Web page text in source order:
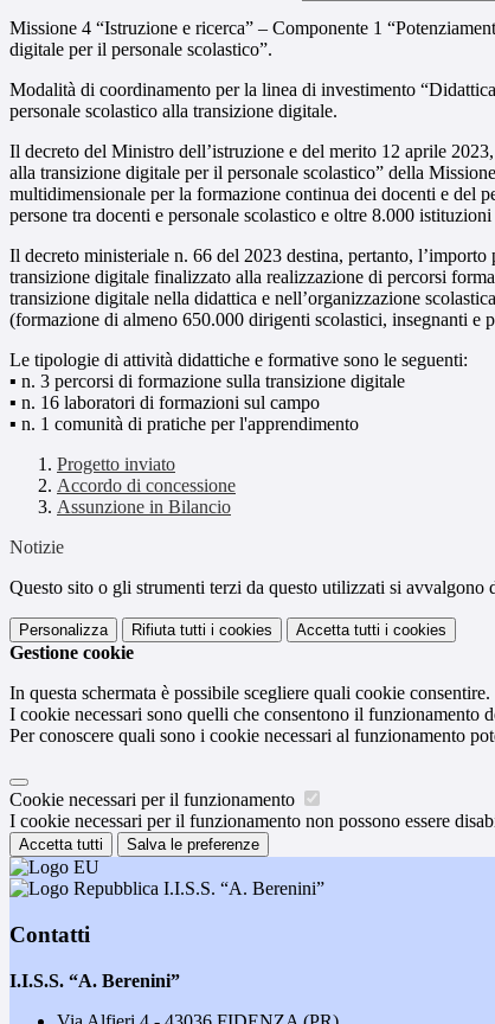
Missione 4 “Istruzione e ricerca” – Componente 1
digitale per il personale scolastico”.
Modalità di coordinamento per la linea di investimento
personale scolastico alla transizione digitale.
Il decreto del Ministro dell’istruzione e del merito 12 aprile
alla transizione digitale per il personale scolastico” della
multidimensionale per la formazione continua dei docenti e del
persone tra docenti e personale scolastico e oltre 8.000 istituzioni
Il decreto ministeriale n. 66 del 2023 destina, pertanto,
transizione digitale finalizzato alla realizzazione di percorsi
transizione digitale nella didattica e nell’organizzazione
(formazione di almeno 650.000 dirigenti scolastici, insegnanti e
Le tipologie di attività didattiche e formative sono le seguenti:
▪ n. 3 percorsi di formazione sulla transizione digitale
▪ n. 16 laboratori di formazioni sul campo
▪ n. 1 comunità di pratiche per l'apprendimento
Progetto inviato
Accordo di concessione
Assunzione in Bilancio
Notizie
Questo sito o gli strumenti terzi da questo utilizzati si
Personalizza Rifiuta tutti i cookies Accetta tutti i cookies
Gestione cookie
In questa schermata è possibile scegliere quali cookie consentire.
I cookie necessari sono quelli che consentono il funzionamento
Per conoscere quali sono i cookie necessari al funzionamento
Cookie necessari per il funzionamento
I cookie necessari per il funzionamento non possono essere
Accetta tutti Salva le preferenze
I.I.S.S. “A. Berenini”
Contatti
I.I.S.S. “A. Berenini”